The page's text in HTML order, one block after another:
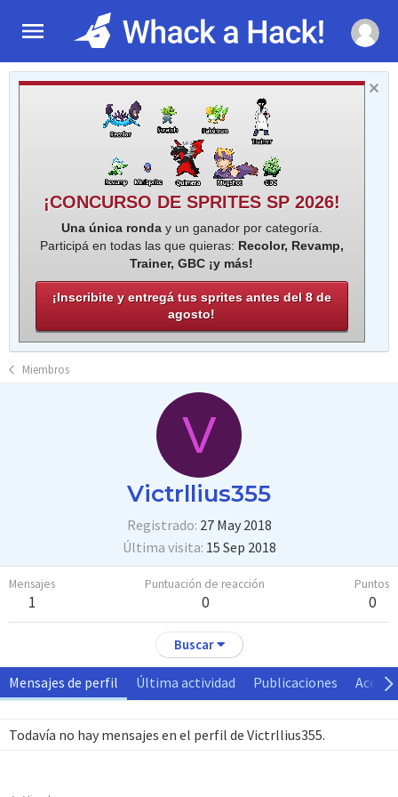
¡CONCURSO DE SPRITES SP 2026!
Una única ronday un ganador por categoría.
Participá en todas las que quieras: Recolor, Revamp,
Trainer, GBC ¡y más!
¡Inscribite y entregá tus sprites antes del 8 de
agosto!
Miembros
V
Victrllius355
Registrado 27 May 2018
Última visita 15 Sep 2018
Mensajes
1
Puntuación de reacción
0
Puntos
0
Buscar
Mensajes de perfil Última actividad Publicaciones Acerca
Todavía no hay mensajes en el perfil de Victrllius355.